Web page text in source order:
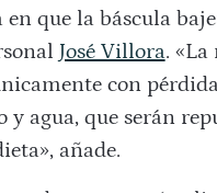
que la báscula
José Villora. «La
con
agua, que serán
añade.